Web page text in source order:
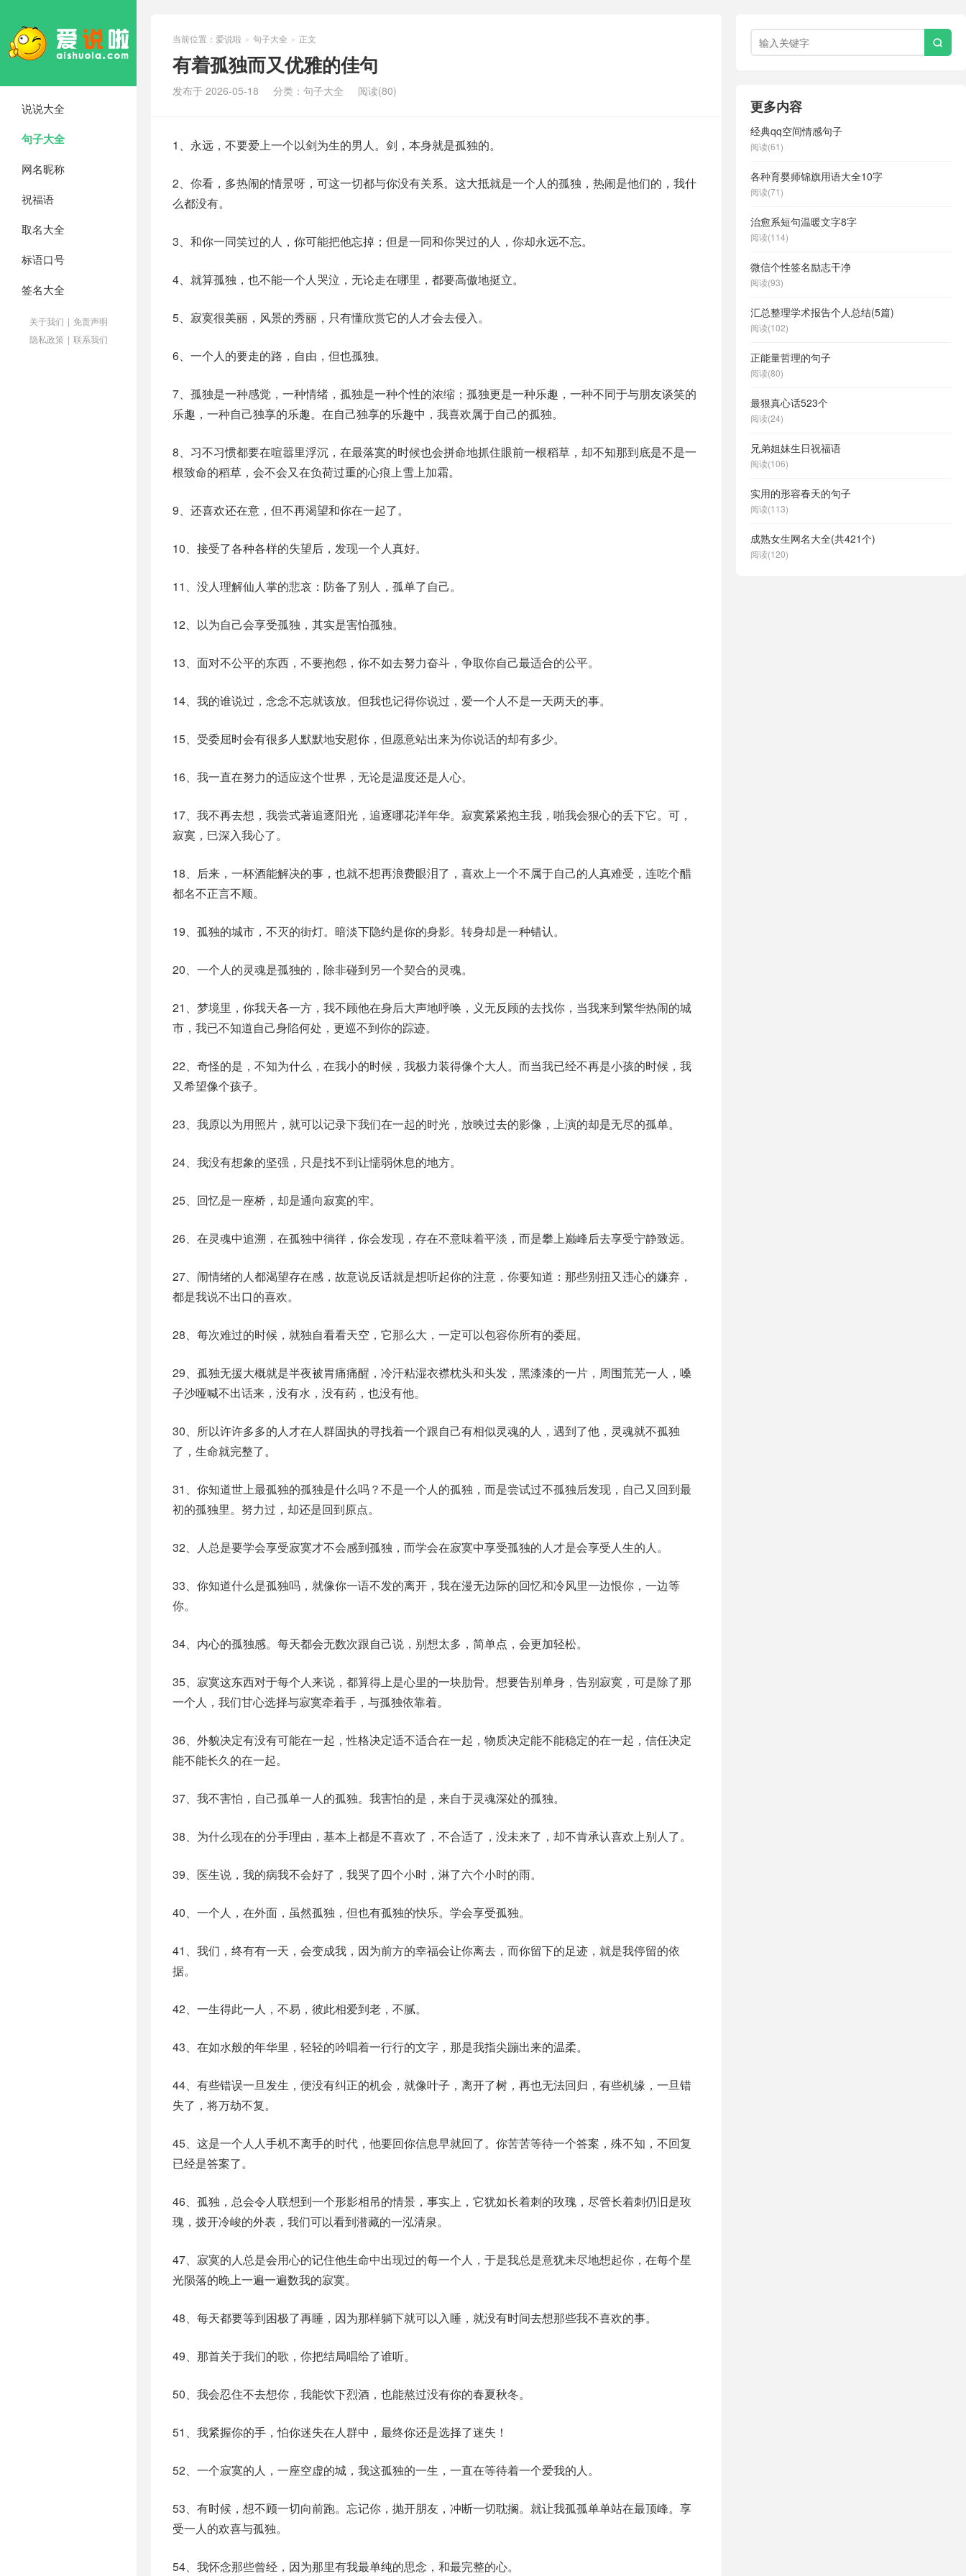
说说大全
句子大全
网名昵称
祝福语
取名大全
标语口号
签名大全
关于我们 | 免责声明
隐私政策 | 联系我们
当前位置： 爱说啦 > 句子大全 > 正文
有着孤独而又优雅的佳句
发布于 2026-05-18 分类： 句子大全 阅读(80)
1、永远，不要爱上一个以剑为生的男人。剑，本身就是孤独的。
2、你看，多热闹的情景呀，可这一切都与你没有关系。这大抵就是一个人的孤独，热闹是他们的，我什
么都没有。
3、和你一同笑过的人，你可能把他忘掉；但是一同和你哭过的人，你却永远不忘。
4、就算孤独，也不能一个人哭泣，无论走在哪里，都要高傲地挺立。
5、寂寞很美丽，风景的秀丽，只有懂欣赏它的人才会去侵入。
6、一个人的要走的路，自由，但也孤独。
7、孤独是一种感觉，一种情绪，孤独是一种个性的浓缩；孤独更是一种乐趣，一种不同于与朋友谈笑的
乐趣，一种自己独享的乐趣。在自己独享的乐趣中，我喜欢属于自己的孤独。
8、习不习惯都要在喧嚣里浮沉，在最落寞的时候也会拼命地抓住眼前一根稻草，却不知那到底是不是一
根致命的稻草，会不会又在负荷过重的心痕上雪上加霜。
9、还喜欢还在意，但不再渴望和你在一起了。
10、接受了各种各样的失望后，发现一个人真好。
11、没人理解仙人掌的悲哀：防备了别人，孤单了自己。
12、以为自己会享受孤独，其实是害怕孤独。
13、面对不公平的东西，不要抱怨，你不如去努力奋斗，争取你自己最适合的公平。
14、我的谁说过，念念不忘就该放。但我也记得你说过，爱一个人不是一天两天的事。
15、受委屈时会有很多人默默地安慰你，但愿意站出来为你说话的却有多少。
16、我一直在努力的适应这个世界，无论是温度还是人心。
17、我不再去想，我尝式著追逐阳光，追逐哪花洋年华。寂寞紧紧抱主我，啪我会狠心的丢下它。可，
寂寞，巳深入我心了。
18、后来，一杯酒能解决的事，也就不想再浪费眼泪了，喜欢上一个不属于自己的人真难受，连吃个醋
都名不正言不顺。
19、孤独的城市，不灭的街灯。暗淡下隐约是你的身影。转身却是一种错认。
20、一个人的灵魂是孤独的，除非碰到另一个契合的灵魂。
21、梦境里，你我天各一方，我不顾他在身后大声地呼唤，义无反顾的去找你，当我来到繁华热闹的城
市，我已不知道自己身陷何处，更巡不到你的踪迹。
22、奇怪的是，不知为什么，在我小的时候，我极力装得像个大人。而当我已经不再是小孩的时候，我
又希望像个孩子。
23、我原以为用照片，就可以记录下我们在一起的时光，放映过去的影像，上演的却是无尽的孤单。
24、我没有想象的坚强，只是找不到让懦弱休息的地方。
25、回忆是一座桥，却是通向寂寞的牢。
26、在灵魂中追溯，在孤独中徜徉，你会发现，存在不意味着平淡，而是攀上巅峰后去享受宁静致远。
27、闹情绪的人都渴望存在感，故意说反话就是想听起你的注意，你要知道：那些别扭又违心的嫌弃，
都是我说不出口的喜欢。
28、每次难过的时候，就独自看看天空，它那么大，一定可以包容你所有的委屈。
29、孤独无援大概就是半夜被胃痛痛醒，冷汗粘湿衣襟枕头和头发，黑漆漆的一片，周围荒芜一人，嗓
子沙哑喊不出话来，没有水，没有药，也没有他。
30、所以许许多多的人才在人群固执的寻找着一个跟自己有相似灵魂的人，遇到了他，灵魂就不孤独
了，生命就完整了。
31、你知道世上最孤独的孤独是什么吗？不是一个人的孤独，而是尝试过不孤独后发现，自己又回到最
初的孤独里。努力过，却还是回到原点。
32、人总是要学会享受寂寞才不会感到孤独，而学会在寂寞中享受孤独的人才是会享受人生的人。
33、你知道什么是孤独吗，就像你一语不发的离开，我在漫无边际的回忆和冷风里一边恨你，一边等
你。
34、内心的孤独感。每天都会无数次跟自己说，别想太多，简单点，会更加轻松。
35、寂寞这东西对于每个人来说，都算得上是心里的一块肋骨。想要告别单身，告别寂寞，可是除了那
一个人，我们甘心选择与寂寞牵着手，与孤独依靠着。
36、外貌决定有没有可能在一起，性格决定适不适合在一起，物质决定能不能稳定的在一起，信任决定
能不能长久的在一起。
37、我不害怕，自己孤单一人的孤独。我害怕的是，来自于灵魂深处的孤独。
38、为什么现在的分手理由，基本上都是不喜欢了，不合适了，没未来了，却不肯承认喜欢上别人了。
39、医生说，我的病我不会好了，我哭了四个小时，淋了六个小时的雨。
40、一个人，在外面，虽然孤独，但也有孤独的快乐。学会享受孤独。
41、我们，终有有一天，会变成我，因为前方的幸福会让你离去，而你留下的足迹，就是我停留的依
据。
42、一生得此一人，不易，彼此相爱到老，不腻。
43、在如水般的年华里，轻轻的吟唱着一行行的文字，那是我指尖蹦出来的温柔。
44、有些错误一旦发生，便没有纠正的机会，就像叶子，离开了树，再也无法回归，有些机缘，一旦错
失了，将万劫不复。
45、这是一个人人手机不离手的时代，他要回你信息早就回了。你苦苦等待一个答案，殊不知，不回复
已经是答案了。
46、孤独，总会令人联想到一个形影相吊的情景，事实上，它犹如长着刺的玫瑰，尽管长着刺仍旧是玫
瑰，拨开冷峻的外表，我们可以看到潜藏的一泓清泉。
47、寂寞的人总是会用心的记住他生命中出现过的每一个人，于是我总是意犹未尽地想起你，在每个星
光陨落的晚上一遍一遍数我的寂寞。
48、每天都要等到困极了再睡，因为那样躺下就可以入睡，就没有时间去想那些我不喜欢的事。
49、那首关于我们的歌，你把结局唱给了谁听。
50、我会忍住不去想你，我能饮下烈酒，也能熬过没有你的春夏秋冬。
51、我紧握你的手，怕你迷失在人群中，最终你还是选择了迷失！
52、一个寂寞的人，一座空虚的城，我这孤独的一生，一直在等待着一个爱我的人。
53、有时候，想不顾一切向前跑。忘记你，抛开朋友，冲断一切耽搁。就让我孤孤单单站在最顶峰。享
受一人的欢喜与孤独。
54、我怀念那些曾经，因为那里有我最单纯的思念，和最完整的心。

更多内容
经典qq空间情感句子
阅读(61)
各种育婴师锦旗用语大全10字
阅读(71)
治愈系短句温暖文字8字
阅读(114)
微信个性签名励志干净
阅读(93)
汇总整理学术报告个人总结(5篇)
阅读(102)
正能量哲理的句子
阅读(80)
最狠真心话523个
阅读(24)
兄弟姐妹生日祝福语
阅读(106)
实用的形容春天的句子
阅读(113)
成熟女生网名大全(共421个)
阅读(120)